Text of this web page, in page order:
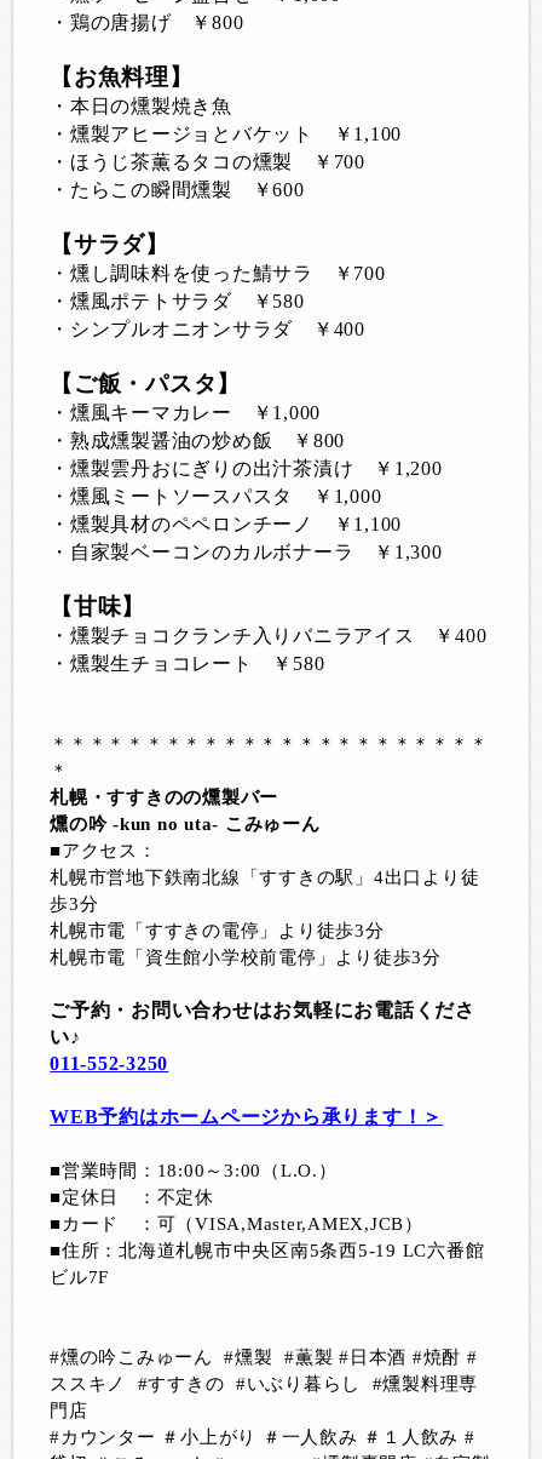
・鶏の唐揚げ ￥800
【お魚料理】
・本日の燻製焼き魚
・燻製アヒージョとバケット ￥1,100
・ほうじ茶薫るタコの燻製 ￥700
・たらこの瞬間燻製 ￥600
【サラダ】
・燻し調味料を使った鯖サラ ￥700
・燻風ポテトサラダ ￥580
・シンプルオニオンサラダ ￥400
【ご飯・パスタ】
・燻風キーマカレー ￥1,000
・熟成燻製醤油の炒め飯 ￥800
・燻製雲丹おにぎりの出汁茶漬け ￥1,200
・燻風ミートソースパスタ ￥1,000
・燻製具材のペペロンチーノ ￥1,100
・自家製ベーコンのカルボナーラ ￥1,300
【甘味】
・燻製チョコクランチ入りバニラアイス ￥400
・燻製生チョコレート ￥580
＊＊＊＊＊＊＊＊＊＊＊＊＊＊＊＊＊＊＊＊＊＊＊
＊
札幌・すすきのの燻製バー
燻の吟 -kun no uta- こみゅーん
■アクセス：
札幌市営地下鉄南北線「すすきの駅」4出口より徒
歩3分
札幌市電「すすきの電停」より徒歩3分
札幌市電「資生館小学校前電停」より徒歩3分
ご予約・お問い合わせはお気軽にお電話くださ
い♪
011-552-3250
WEB予約はホームページから承ります！＞
■営業時間：18:00～3:00（L.O.）
■定休日 ：不定休
■カード ：可（VISA,Master,AMEX,JCB）
■住所：北海道札幌市中央区南5条西5-19 LC六番館
ビル7F
#燻の吟こみゅーん #燻製 #薫製 #日本酒 #焼酎 #
ススキノ #すすきの #いぶり暮らし #燻製料理専
門店
#カウンター ＃小上がり ＃一人飲み ＃１人飲み #